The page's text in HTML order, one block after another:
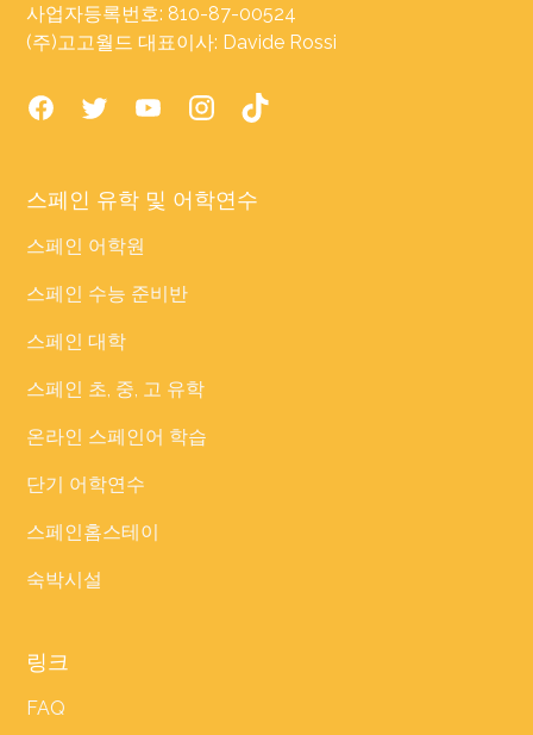
사업자등록번호: 810-87-00524
(주)고고월드 대표이사: Davide Rossi
스페인 유학 및 어학연수
스페인 어학원
스페인 수능 준비반
스페인 대학
스페인 초, 중, 고 유학
온라인 스페인어 학습
단기 어학연수
스페인홈스테이
숙박시설
링크
FAQ